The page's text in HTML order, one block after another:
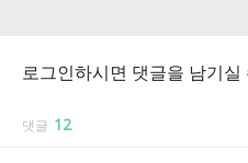
로그인하시면 댓글을 남기실
댓글 12